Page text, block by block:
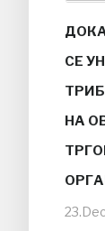
СЕ
НА